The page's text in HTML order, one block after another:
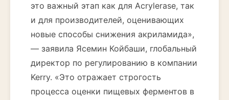
это важный этап как для Acrylerase, так
и для производителей, оценивающих
новые способы снижения акриламида»,
— заявила Ясемин Койбаши, глобальный
директор по регулированию в компании
Kerry. «Это отражает строгость
процесса оценки пищевых ферментов в